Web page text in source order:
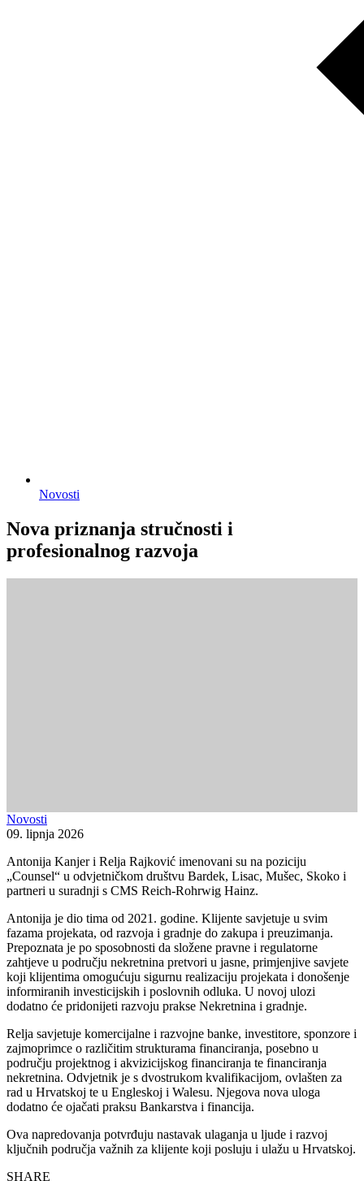
Novosti
Nova priznanja stručnosti i
profesionalnog razvoja
Novosti
09. lipnja 2026
Antonija Kanjer i Relja Rajković imenovani su na poziciju
„Counsel“ u odvjetničkom društvu Bardek, Lisac, Mušec, Skoko i
partneri u suradnji s CMS Reich-Rohrwig Hainz.
Antonija je dio tima od 2021. godine. Klijente savjetuje u svim
fazama projekata, od razvoja i gradnje do zakupa i preuzimanja.
Prepoznata je po sposobnosti da složene pravne i regulatorne
zahtjeve u području nekretnina pretvori u jasne, primjenjive savjete
koji klijentima omogućuju sigurnu realizaciju projekata i donošenje
informiranih investicijskih i poslovnih odluka. U novoj ulozi
dodatno će pridonijeti razvoju prakse Nekretnina i gradnje.
Relja savjetuje komercijalne i razvojne banke, investitore, sponzore i
zajmoprimce o različitim strukturama financiranja, posebno u
području projektnog i akvizicijskog financiranja te financiranja
nekretnina. Odvjetnik je s dvostrukom kvalifikacijom, ovlašten za
rad u Hrvatskoj te u Engleskoj i Walesu. Njegova nova uloga
dodatno će ojačati praksu Bankarstva i financija.
Ova napredovanja potvrđuju nastavak ulaganja u ljude i razvoj
ključnih područja važnih za klijente koji posluju i ulažu u Hrvatskoj.
SHARE